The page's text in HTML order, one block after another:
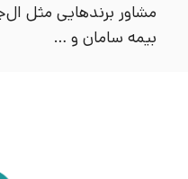
مشاور برندهایی مثل
بیمه سامان و …